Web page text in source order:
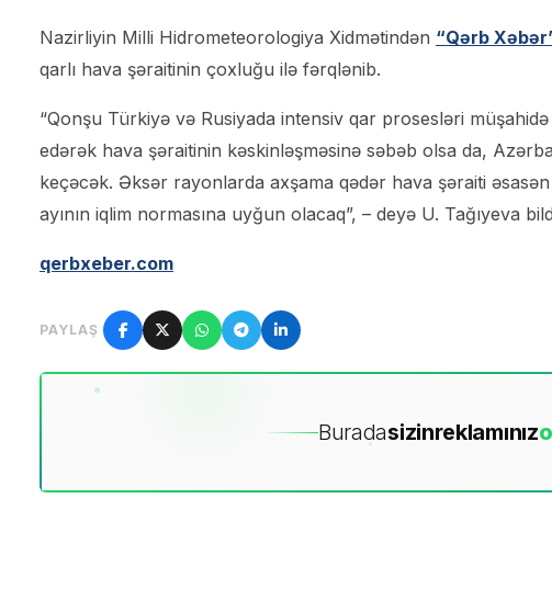
Nazirliyin Milli Hidrometeorologiya Xidmətindən “Qərb
qarlı hava şəraitinin çoxluğu ilə fərqlənib.
“Qonşu Türkiyə və Rusiyada intensiv qar prosesləri
edərək hava şəraitinin kəskinləşməsinə səbəb olsa da,
keçəcək. Əksər rayonlarda axşama qədər hava şəraiti
ayının iqlim normasına uyğun olacaq”, – deyə U. Tağıyeva
qerbxeber.com
PAYLAŞ
Buradasizinreklamınız